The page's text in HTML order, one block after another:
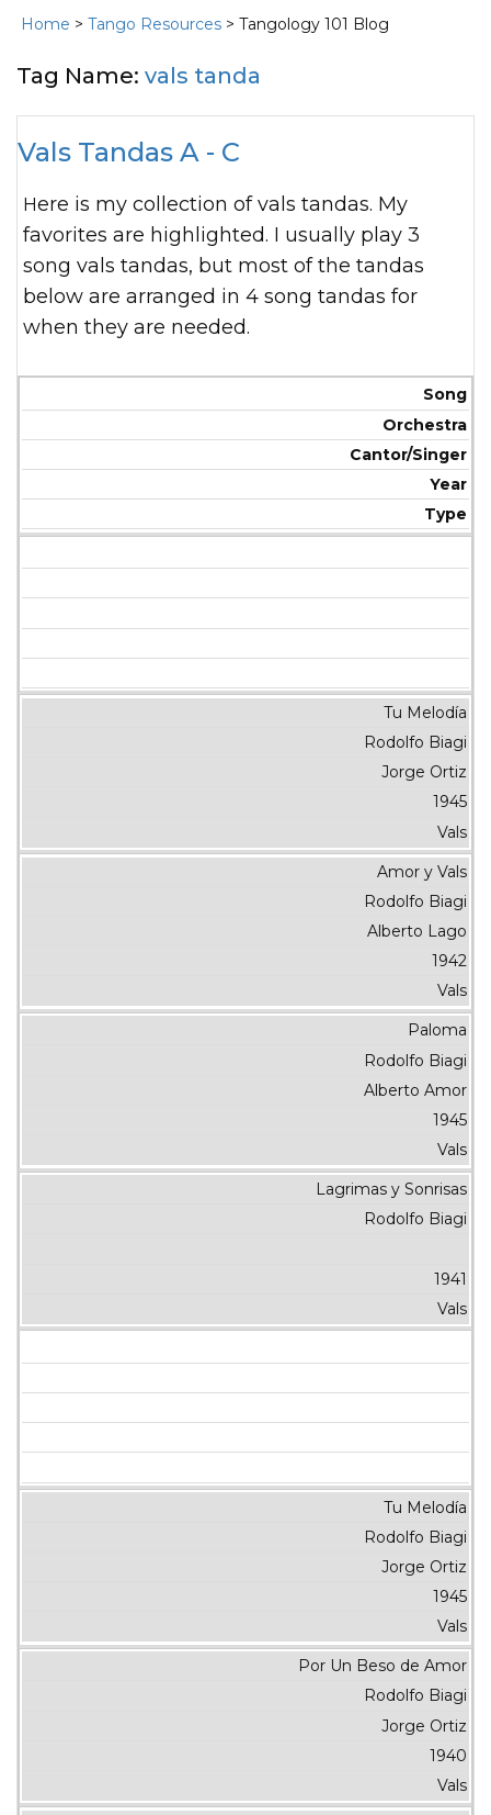
Home > Tango Resources > Tangology 101 Blog
Tag Name: vals tanda
Vals Tandas A - C
Here is my collection of vals tandas. My
favorites are highlighted. I usually play 3
song vals tandas, but most of the tandas
below are arranged in 4 song tandas for
when they are needed.
Song
Orchestra
Cantor/Singer
Year
Type
Tu Melodía
Rodolfo Biagi
Jorge Ortiz
1945
Vals
Amor y Vals
Rodolfo Biagi
Alberto Lago
1942
Vals
Paloma
Rodolfo Biagi
Alberto Amor
1945
Vals
Lagrimas y Sonrisas
Rodolfo Biagi
1941
Vals
Tu Melodía
Rodolfo Biagi
Jorge Ortiz
1945
Vals
Por Un Beso de Amor
Rodolfo Biagi
Jorge Ortiz
1940
Vals